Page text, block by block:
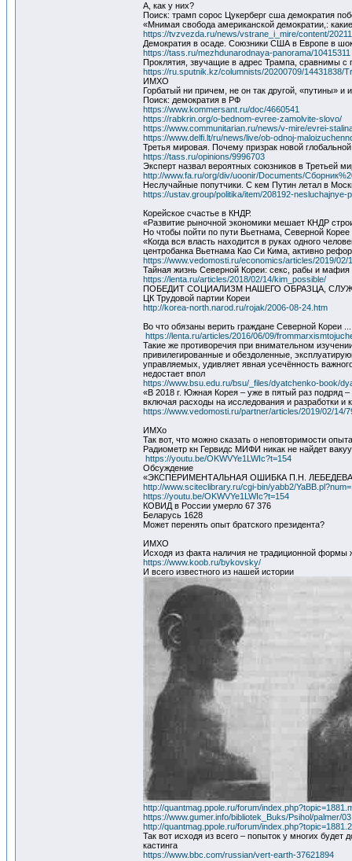
А, как у них?
Поиск: трамп сорос Цукерберг сша демократия
«Мнимая свобода американской демократии,:
https://tvzvezda.ru/news/vstrane_i_mire/content/
Демократия в осаде. Союзники США в Европе в
https://tass.ru/mezhdunarodnaya-panorama/10415311
Проклятия, звучащие в адрес Трампа, сравнимы с
https://ru.sputnik.kz/columnists/20200709/
ИМХО
Горбатый ни причем, не он так другой, «путины»
Поиск: демократия в РФ
https://www.kommersant.ru/doc/4660541
https://rabkrin.org/o-bednom-evree-zamolvite-slovo/
https://www.communitarian.ru/news/v-mire/evrei-
https://www.delfi.lt/ru/news/live/ob-odnoj-
Третья мировая. Почему призрак новой
https://tass.ru/opinions/9996703
Эксперт назвал вероятных союзников в Третьей
http://www.fa.ru/org/div/uoonir/Documents/
Неслучайные попутчики. С кем Путин летал в
https://ustav.group/politika/item/208192-
Корейское счастье в КНДР.
«Развитие рыночной экономики мешает КНДР
Но чтобы пойти по пути Вьетнама, Северной
«Когда вся власть находится в руках одного
центробанка Вьетнама Као Си Кима, активно
https://www.vedomosti.ru/economics/articles/2019/
Тайная жизнь Северной Кореи: секс, рабы и мафия
https://lenta.ru/articles/2018/02/14/kim_possible/
ПОБЕДИТ СОЦИАЛИЗМ НАШЕГО ОБРАЗЦА,
ЦК Трудовой партии Кореи
http://korea-north.narod.ru/rojak/2006-08-24.htm
Во что обязаны верить граждане Северной Кореи ...
https://lenta.ru/articles/2016/06/09/
Такие же противоречия при внимательном
привилегированные и обездоленные,
управляемых, удивляет явная усечённость
недостает впол
https://www.bsu.edu.ru/bsu/_files/dyatchenko-book/
«В 2018 г. Южная Корея – уже в пятый раз подряд
включая расходы на исследования и разработки и
https://www.vedomosti.ru/partner/articles/2019/02/14/
ИМХо
Так вот, что можно сказать о неповторимости
Радиометр кн Гервидс МИФИ никак не найдет
https://youtu.be/OKWVYe1LWIc?t=154
Обсуждение
«ЭКСПЕРИМЕНТАЛЬНАЯ ОШИБКА П.Н.
http://www.sciteclibrary.ru/cgi-bin/yabb2/
https://youtu.be/OKWVYe1LWIc?t=154
КОВИД в России умерло 67 376
Беларусь 1628
Может перенять опыт братского президента?
ИМХО
Исходя из факта наличия не традиционной формы
https://www.koob.ru/bykovsky/
И всего известного из нашей истории
http://quantmag.ppole.ru/forum/
https://www.gumer.info/bibliotek_Buks/Psihol/palmer/
http://quantmag.ppole.ru/forum/
Так вот исходя из всего – попыток у многих
кастинга
https://www.bbc.com/russian/vert-earth-37621894